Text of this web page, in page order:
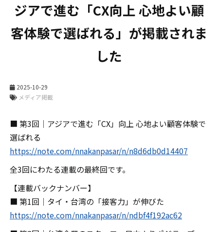
ジアで進む「CX向上 心地よい顧
客体験で選ばれる」が掲載されま
した
2025-10-29
メディア掲載
■ 第3回｜アジアで進む「CX」向上 心地よい顧客体験で
選ばれる
https://note.com/nnakanpasar/n/n8d6db0d14407
全3回にわたる連載の最終回です。
【連載バックナンバー】
■ 第1回｜タイ・台湾の「接客力」が伸びた
https://note.com/nnakanpasar/n/ndbf4f192ac62